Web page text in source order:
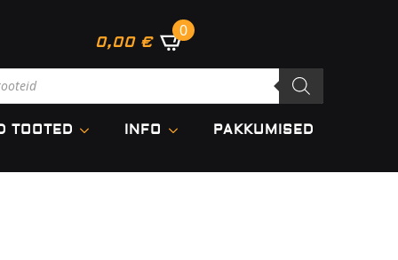
0,00 €
0
TOOTED INFO PAKKUMISED